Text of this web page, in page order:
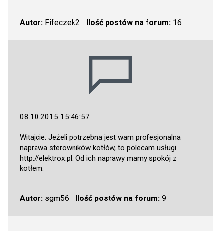
Autor: Fifeczek2 Ilość postów na forum:16
08.10.2015 15:46:57
Witajcie. Jeżeli potrzebna jest wam profesjonalna
naprawa sterowników kotłów, to polecam usługi
http://elektrox.pl. Od ich naprawy mamy spokój z
kotłem.
Autor: sgm56 Ilość postów na forum:9